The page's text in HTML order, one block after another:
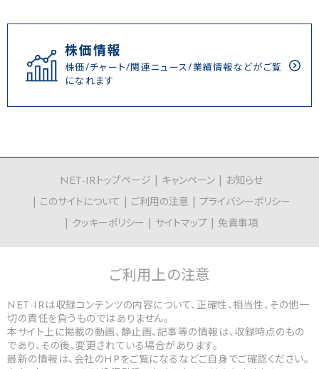
株価情報
株価/チャート/関連ニュース/業績情報などがご覧
になれます
NET-IRトップページ キャンペーン
お知らせ
このサイトについて
ご利用の注意
プライバシーポリシー
クッキーポリシー
サイトマップ 免責事項
ご利用上の注意
NET-IRは収録コンテンツの内容について、正確性、相当性、その他一
切の責任を負うものではありません。
本サイト上に掲載の動画、静止画、記事等の情報は、収録時点のもの
であり、その後、変更されている場合があります。
最新の情報は、会社のHPをご覧になるなどご自身でご確認ください。